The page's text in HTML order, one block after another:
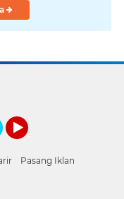
Pasang Iklan